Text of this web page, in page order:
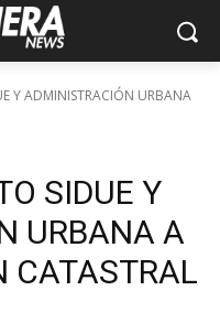
Y ADMINISTRACIÓN URBANA
SIDUE Y
URBANA A
CATASTRAL